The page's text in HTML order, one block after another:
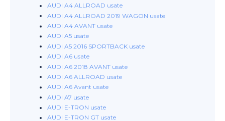
AUDI A4 ALLROAD usate
AUDI A4 ALLROAD 2019 WAGON usate
AUDI A4 AVANT usate
AUDI A5 usate
AUDI A5 2016 SPORTBACK usate
AUDI A6 usate
AUDI A6 2018 AVANT usate
AUDI A6 ALLROAD usate
AUDI A6 Avant usate
AUDI A7 usate
AUDI E-TRON usate
AUDI E-TRON GT usate